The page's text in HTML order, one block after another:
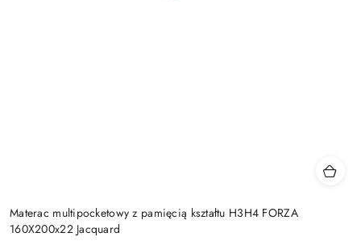
Materac multipocketowy z pamięcią kształtu H3H4 FORZA
160X200x22 Jacquard